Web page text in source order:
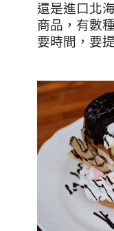
還是進口北
商品，有數
要時間，要